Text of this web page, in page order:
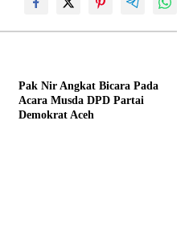
Pak Nir Angkat Bicara Pada
Acara Musda DPD Partai
Demokrat Aceh